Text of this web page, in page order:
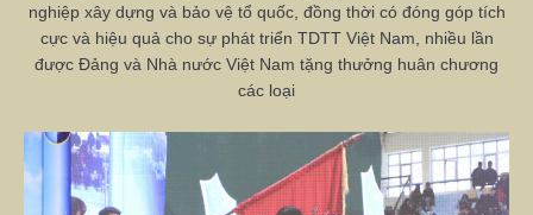
nghiệp xây dựng và bảo vệ tổ quốc, đồng thời có đóng góp tích
cực và hiệu quả cho sự phát triển TDTT Việt Nam, nhiều lần
được Đảng và Nhà nước Việt Nam tặng thưởng huân chương
các loại